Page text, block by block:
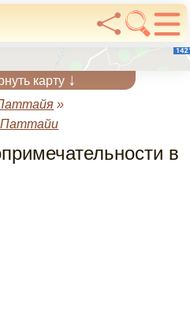
карту ↓
»
Паттайи
в